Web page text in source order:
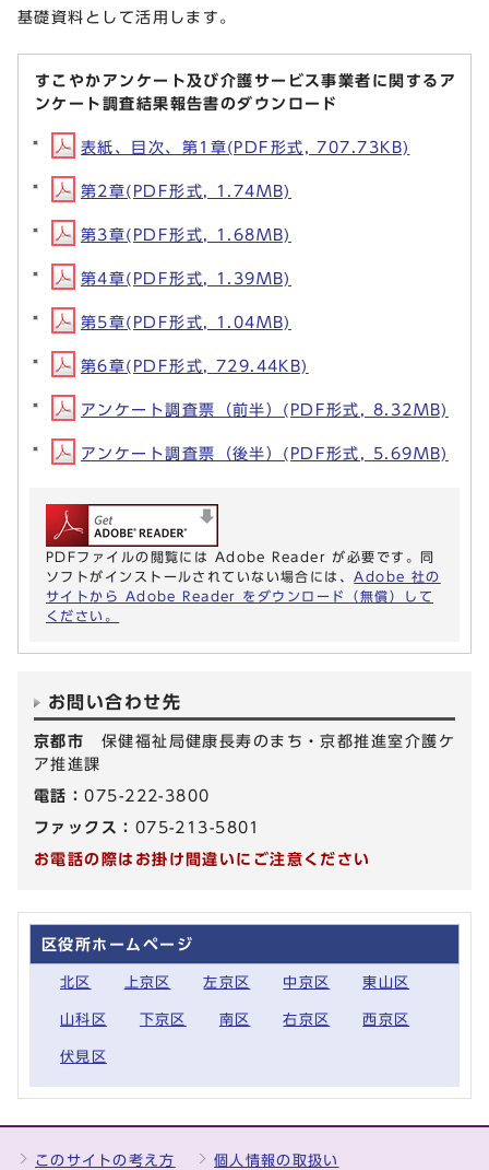
基礎資料として活用します。
すこやかアンケート及び介護サービス事業者に関するア
ンケート調査結果報告書のダウンロード
表紙、目次、第1章(PDF形式, 707.73KB)
第2章(PDF形式, 1.74MB)
第3章(PDF形式, 1.68MB)
第4章(PDF形式, 1.39MB)
第5章(PDF形式, 1.04MB)
第6章(PDF形式, 729.44KB)
アンケート調査票（前半）(PDF形式, 8.32MB)
アンケート調査票（後半）(PDF形式, 5.69MB)
PDFファイルの閲覧には Adobe Reader が必要です。同
ソフトがインストールされていない場合には、 Adobe 社の
サイトから Adobe Reader をダウンロード（無償）して
ください。
お問い合わせ先
京都市 保健福祉局健康長寿のまち・京都推進室介護ケ
ア推進課
電話：075-222-3800
ファックス： 075-213-5801
お電話の際はお掛け間違いにご注意ください
区役所ホームページ
北区 上京区 左京区 中京区 東山区
山科区 下京区 南区 右京区 西京区
伏見区
このサイトの考え方 個人情報の取扱い